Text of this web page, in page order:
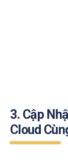
3. Cập
Cloud